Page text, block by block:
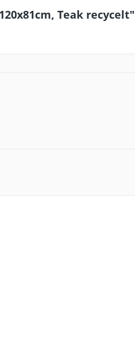
Teak recycelt"